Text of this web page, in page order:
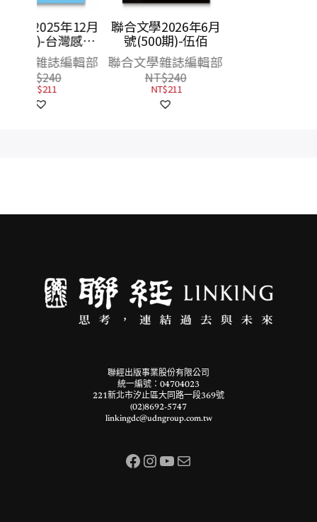
聯合文學2026年6月
號(500期)-伍佰
聯合文學雜誌編輯部
聯經出版事業股份有限公司
統一編號：04704023
221新北市汐止區大同路一段369號
(02)8692-5747
linkingdc@udngroup.com.tw
Facebook InstagramYouTube 電子郵件